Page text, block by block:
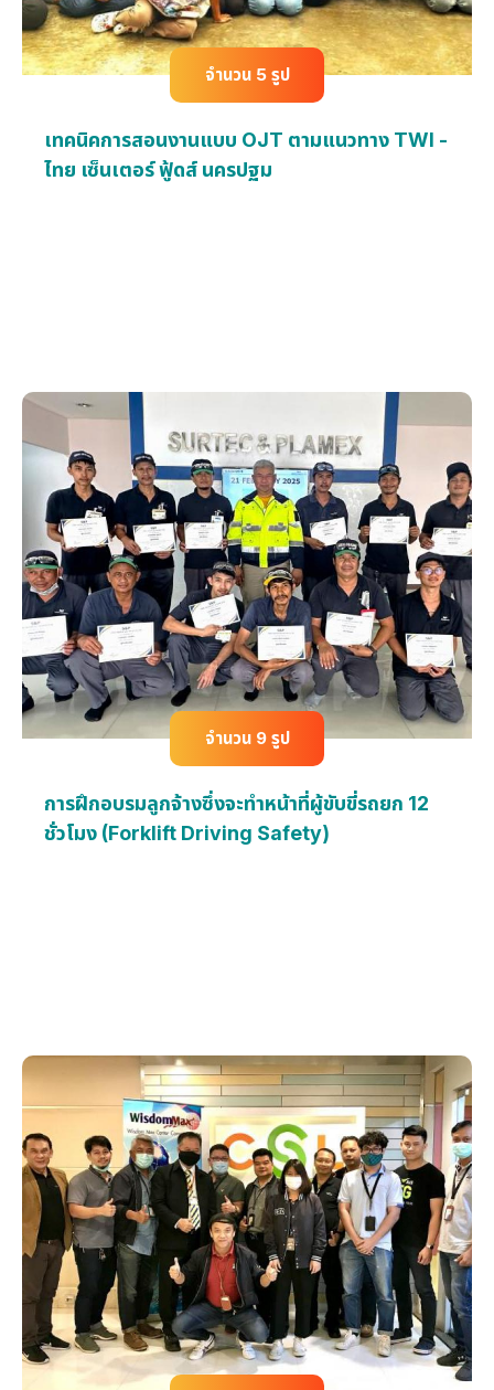
จำนวน 5 รูป
เทคนิคการสอนงานแบบ OJT ตามแนวทาง TWI -
ไทย เซ็นเตอร์ ฟู้ดส์ นครปฐม
จำนวน 9 รูป
การฝึกอบรมลูกจ้างซึ่งจะทำหน้าที่ผู้ขับขี่รถยก 12
ชั่วโมง (Forklift Driving Safety)